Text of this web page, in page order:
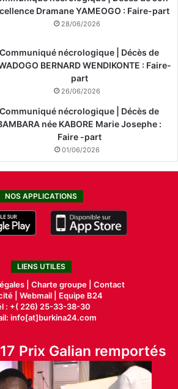
Dramane YAMEOGO : Faire-part
28/06/2026
Communiqué nécrologique | Décès de
BERNARD WENDIKONTE : Faire-
part
26/06/2026
Communiqué nécrologique | Décès de
née KABORE Marie Josephe :
Faire -part
01/06/2026
NOS APPLICATIONS
LIENS UTILES
| Charte groupe | Contact
| Webmail |
Equipe B24
: +( 226) 25-33-38-30
info[at]burkina24.com
Prix Galian remportés